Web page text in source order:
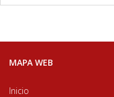
MAPA WEB
Inicio